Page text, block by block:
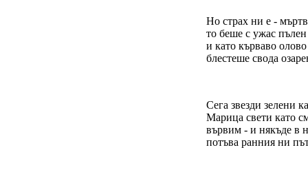
Но страх ни е -
то беше с ужас
и като кърваво олово
блестеше свода
Сега звезди зелени
Марица свети като
вървим - и някъде в
потъва ранния ни